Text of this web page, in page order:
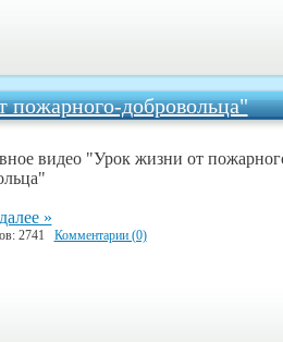
пожарного-добровольца"
видео "Урок жизни от
»
2741 Комментарии (0)